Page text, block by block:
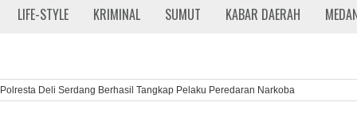
LIFE-STYLE KRIMINAL SUMUT KABAR DAERAH
Polresta Deli Serdang Berhasil Tangkap Pelaku Peredaran Narkoba